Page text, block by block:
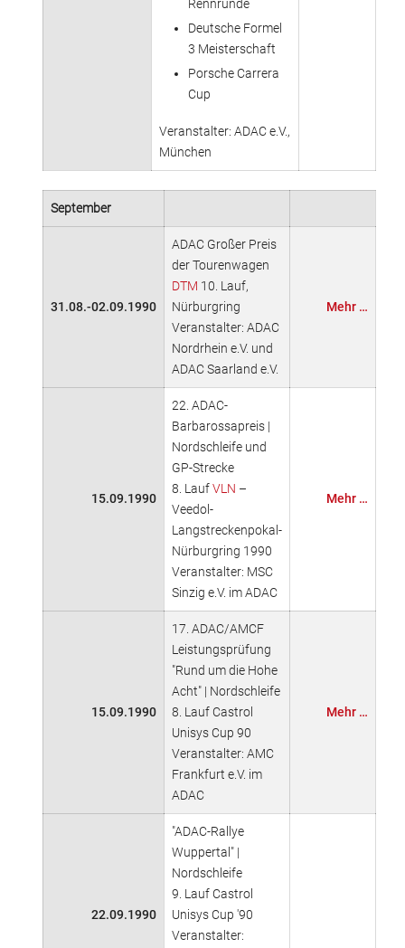
Rennrunde
Deutsche Formel
3 Meisterschaft
Porsche Carrera
Cup
Veranstalter: ADAC e.V.,
München
September
31.08.-02.09.1990
ADAC Großer Preis
der Tourenwagen
DTM 10. Lauf,
Nürburgring
Veranstalter: ADAC
Nordrhein e.V. und
ADAC Saarland e.V.
Mehr …
15.09.1990
22. ADAC-
Barbarossapreis |
Nordschleife und
GP-Strecke
8. LaufVLN –
Veedol-
Langstreckenpokal-
Nürburgring 1990
Veranstalter: MSC
Sinzig e.V. im ADAC
Mehr …
15.09.1990
17. ADAC/AMCF
Leistungsprüfung
"Rund um die Hohe
Acht" | Nordschleife
8. Lauf Castrol
Unisys Cup 90
Veranstalter: AMC
Frankfurt e.V. im
ADAC
Mehr …
22.09.1990
"ADAC-Rallye
Wuppertal" |
Nordschleife
9. Lauf Castrol
Unisys Cup '90
Veranstalter: